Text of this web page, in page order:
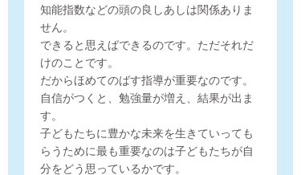
知能指数などの頭の良しあしは関係ありま
せん。
できると思えばできるのです。ただそれだ
けのことです。
だからほめてのばす指導が重要なのです。
自信がつくと、勉強量が増え、結果が出ま
す。
子どもたちに豊かな未来を生きていっても
らうために最も重要なのは子どもたちが自
分をどう思っているかです。